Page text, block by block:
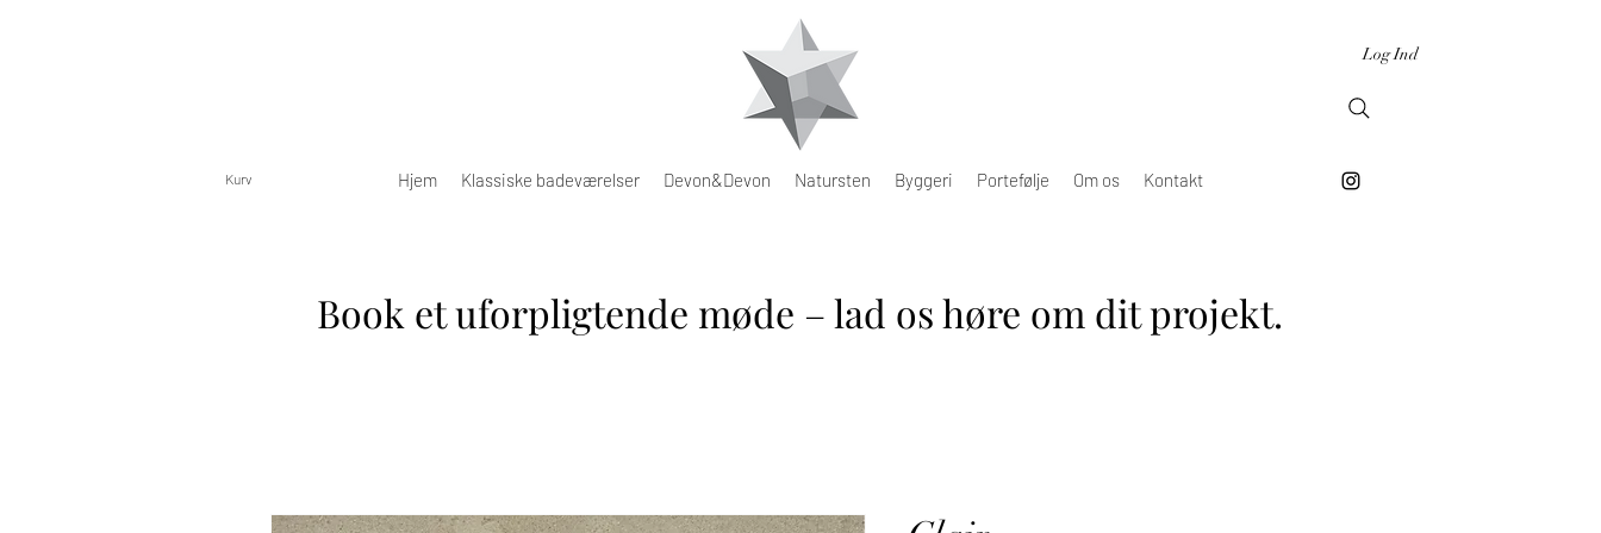
Log Ind
Kurv Hjem Klassiske badeværelser Devon&Devon Natursten Byggeri Portefølje Om os Kontakt
Book et uforpligtende møde – lad os høre om dit projekt.